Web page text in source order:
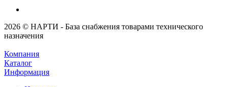
2026 © НАРТИ - База снабжения товарами технического
назначения
Компания
Каталог
Информация